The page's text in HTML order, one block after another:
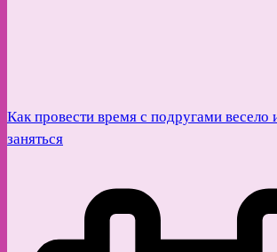
Как провести время с подругами весело
заняться